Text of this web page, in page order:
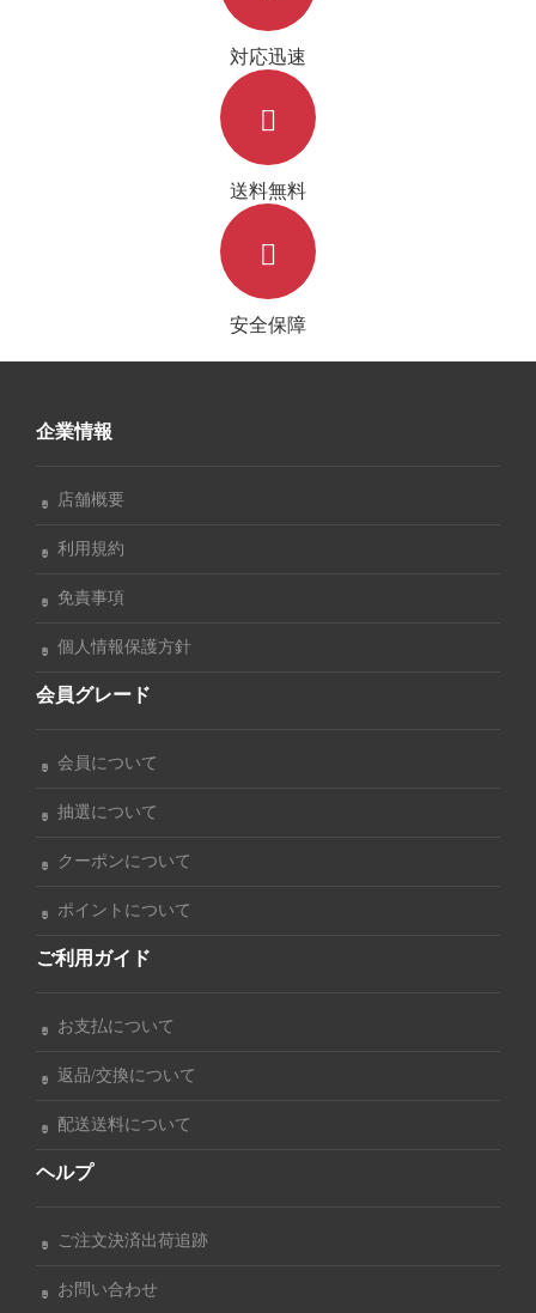
対応迅速
送料無料
安全保障
企業情報
店舗概要
利用規約
免責事項
個人情報保護方針
会員グレード
会員について
抽選について
クーポンについて
ポイントについて
ご利用ガイド
お支払について
返品/交換について
配送送料について
ヘルプ
ご注文決済出荷追跡
お問い合わせ